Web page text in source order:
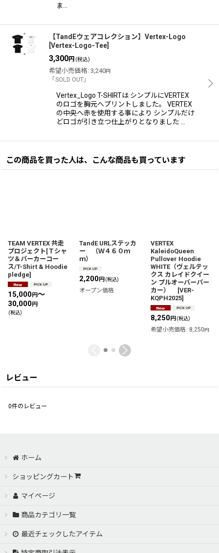
ま…
【TandEウェアコレクション】Vertex-Logo
Vertex-Logo-Tee
3,300円 (税込)
希望小売価格: 3,240円
「SOLD OUT」
Vertex_Logo T-SHIRTは シンプルにVERTEX
のロゴを胸元へプリントしました。 VERTEX
の中央へ赤を使用する事により シンプルだけ
どロゴが引き立つ仕上がりとなりました …
この商品を買った人は、こんな商品も買っています
TEAM VERTEX 共走
プロジェクト[Ｔシャ
ツ＆パーカーコー
ス/T-Shirt & Hoodie
pledge]
15,000円～
30,000円
(税込)
TandE URLステッカ
ー （Ｗ４６０ｍ
ｍ）
2,200円 (税込)
オープン価格
VERTEX
KaleidoQueen
Pullover Hoodie
WHITE（ヴェルテッ
クス カレイドクイー
ン プルオーバーパー
カー）
[VER-
KQPH2025]
8,250円 (税込)
希望小売価格 : 8,250円
レビュー
0件のレビュー
ホーム
ショッピングカート
マイページ
商品カテゴリ一覧
最近チェックしたアイテム